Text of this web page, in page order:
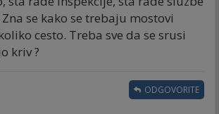
se kako se trebaju mostovi
cesto. Treba sve da se srusi
kriv ?
ODGOVORITE